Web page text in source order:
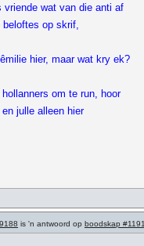
wat van die anti af
beloftes op skrif,
hier, maar wat kry ek?
om te run, hoor
julle alleen hier
is 'n antwoord op boodskap